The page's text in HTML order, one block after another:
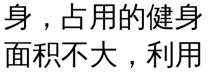
身，占用的健身
面积不大，利用